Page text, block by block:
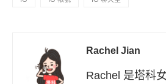
Rachel Jian
Rachel 是塔科